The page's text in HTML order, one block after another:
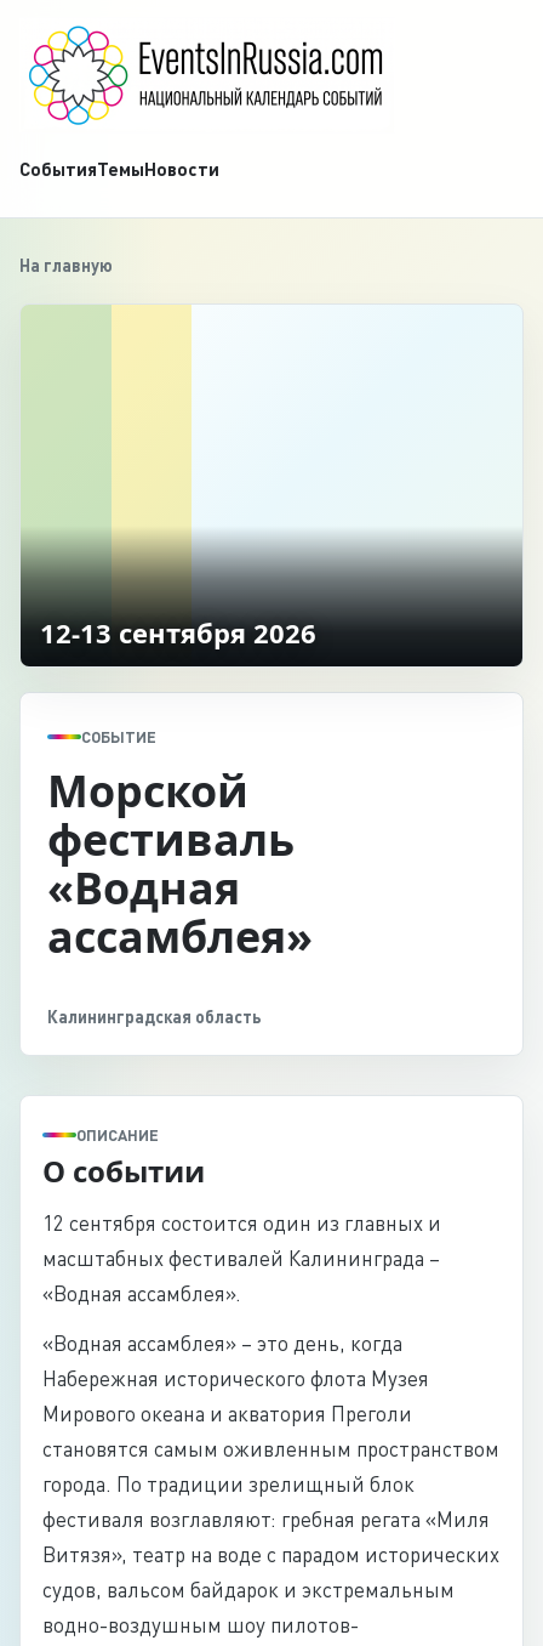
СобытияТемыНовости
На главную
12-13 сентября 2026
СОБЫТИЕ
Морской
фестиваль
«Водная
ассамблея»
Калининградская область
ОПИСАНИЕ
О событии
12 сентября состоится один из главных и
масштабных фестивалей Калининграда –
«Водная ассамблея».
«Водная ассамблея» – это день, когда
Набережная исторического флота Музея
Мирового океана и акватория Преголи
становятся самым оживленным пространством
города. По традиции зрелищный блок
фестиваля возглавляют: гребная регата «Миля
Витязя», театр на воде с парадом исторических
судов, вальсом байдарок и экстремальным
водно-воздушным шоу пилотов-